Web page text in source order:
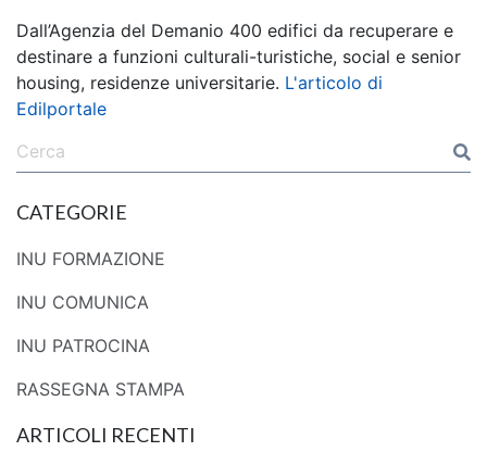
Dall’Agenzia del Demanio 400 edifici da recuperare e
destinare a funzioni culturali-turistiche, social e senior
housing, residenze universitarie. L'articolo di
Edilportale
CATEGORIE
INU FORMAZIONE
INU COMUNICA
INU PATROCINA
RASSEGNA STAMPA
ARTICOLI RECENTI